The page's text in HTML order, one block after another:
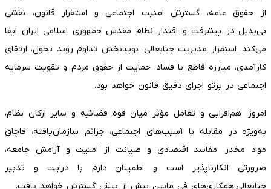
از حقوق عامه، گسترش امنیت اجتماعی و استقرار قانون، نقشی
بی‌بدیل در پیشرفت و اقتدار نظام مقدس جمهوری اسلامی ایران ایفا
می‌کند. استمرار مدیریت جنابعالی، نویدبخش تداوم روند تحول، ارتقای
کارآمدی، مبارزه قاطع با فساد، حمایت از حقوق مردم و تقویت سرمایه
اجتماعی در پرتو اجرای دقیق قانون خواهد بود.
امروز، هم‌افزایی و تعامل مؤثر میان قوه قضائیه و سایر ارکان نظام،
به‌ویژه در مقابله با آسیب‌های اجتماعی، جرائم سازمان‌یافته، قاچاق
مواد مخدر، مفاسد اقتصادی و صیانت از امنیت و آرامش جامعه،
ضرورتی انکارناپذیر است و اطمینان دارم با درایت و تدبیر
جنابعالی،همکاری‌های فی مابین بیش از پیش گسترش خواهد یافت.